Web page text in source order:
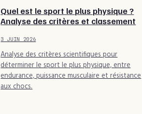
Quel est le sport le plus physique ?
Analyse des critères et classement
3 JUIN 2026
Analyse des critères scientifiques pour
déterminer le sport le plus physique, entre
endurance, puissance musculaire et résistance
aux chocs.